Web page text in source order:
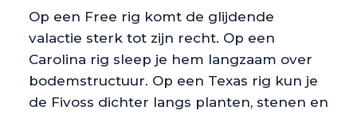
Op een Free rig komt de glijdende
valactie sterk tot zijn recht. Op een
Carolina rig sleep je hem langzaam over
bodemstructuur. Op een Texas rig kun je
de Fivoss dichter langs planten, stenen en